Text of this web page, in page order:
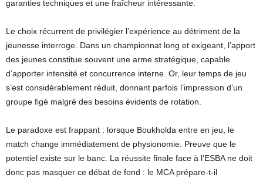
garanties techniques et une fraîcheur intéressante.
Le choix récurrent de privilégier l’expérience au détriment de la
jeunesse interroge. Dans un championnat long et exigeant, l’apport
des jeunes constitue souvent une arme stratégique, capable
d’apporter intensité et concurrence interne. Or, leur temps de jeu
s’est considérablement réduit, donnant parfois l’impression d’un
groupe figé malgré des besoins évidents de rotation.
Le paradoxe est frappant : lorsque Boukholda entre en jeu, le
match change immédiatement de physionomie. Preuve que le
potentiel existe sur le banc. La réussite finale face à l’ESBA ne doit
donc pas masquer ce débat de fond : le MCA prépare-t-il